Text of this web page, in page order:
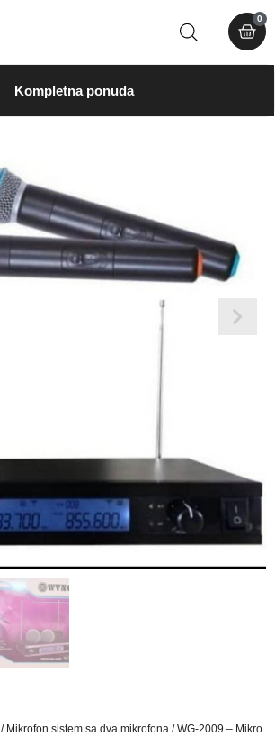
0
Kompletna ponuda
/ Mikrofon sistem sa dva mikrofona / WG-2009 –